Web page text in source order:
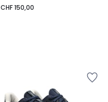
CHF 150,00